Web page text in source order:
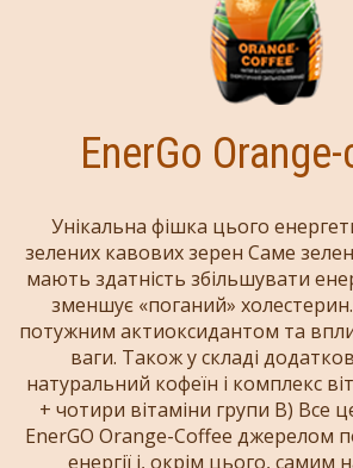
EnerGo
Унікальна фішка цього
зелених кавових зерен Саме
мають здатність збільшувати
зменшує «поганий»
потужним актиоксидантом та
ваги. Також у складі
натуральний кофеїн і комплекс
+ чотири вітаміни групи В) Все
EnerGO Orange-Coffee джерелом
енергії і, окрім цього, самим